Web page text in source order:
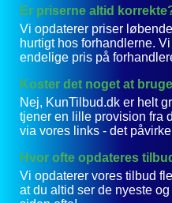
Er priserne altid
Vi opdaterer priser
hurtigt hos forhandlerne.
endelige pris på
Koster det noget at
Nej, KunTilbud.dk er helt
tjener en lille provision fra
via vores links - det
Hvor ofte opdateres
Vi opdaterer vores tilbud
at du altid ser de nyeste